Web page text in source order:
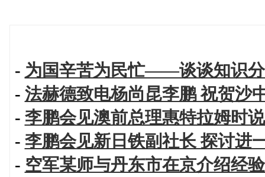
- 为国辛苦为民忙——谈谈知识
- 法赫德致电杨尚昆李鹏 祝贺沙
- 李鹏会见澳前总理惠特拉姆时
- 李鹏会见新日铁副社长 探讨进
- 空军某师与丹东市在京介绍经